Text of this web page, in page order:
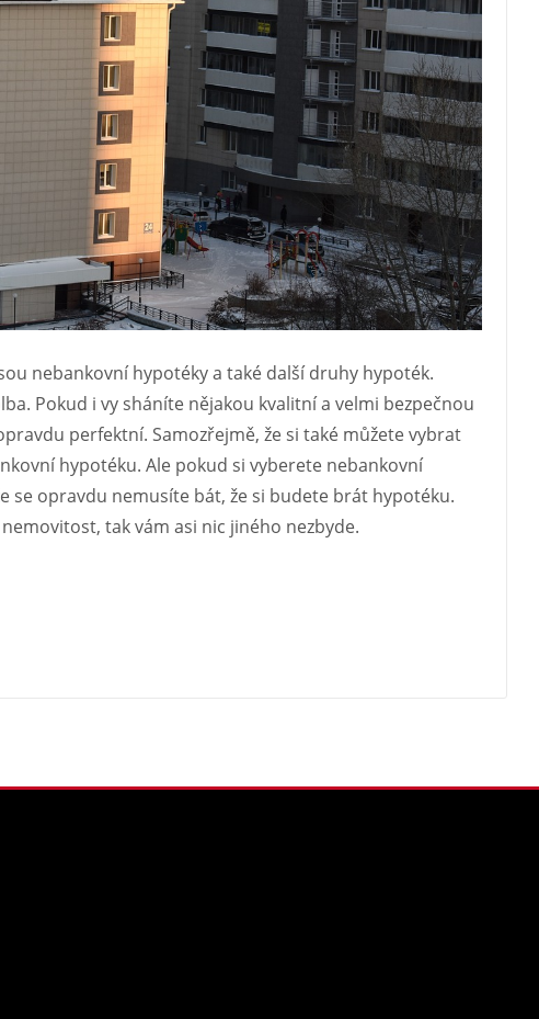
nebankovní hypotéky a také další druhy hypoték.
Pokud i vy sháníte nějakou kvalitní a velmi bezpečnou
perfektní. Samozřejmě, že si také můžete vybrat
hypotéku. Ale pokud si vyberete nebankovní
se opravdu nemusíte bát, že si budete brát hypotéku.
tak vám asi nic jiného nezbyde.